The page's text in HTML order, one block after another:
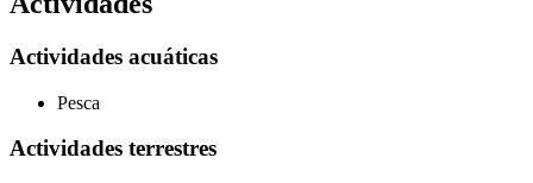
Actividades acuáticas
Pesca
Actividades terrestres